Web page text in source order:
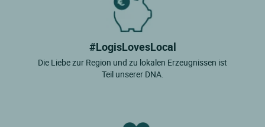
#LogisLovesLocal
Die Liebe zur Region und zu lokalen Erzeugnissen ist
Teil unserer DNA.